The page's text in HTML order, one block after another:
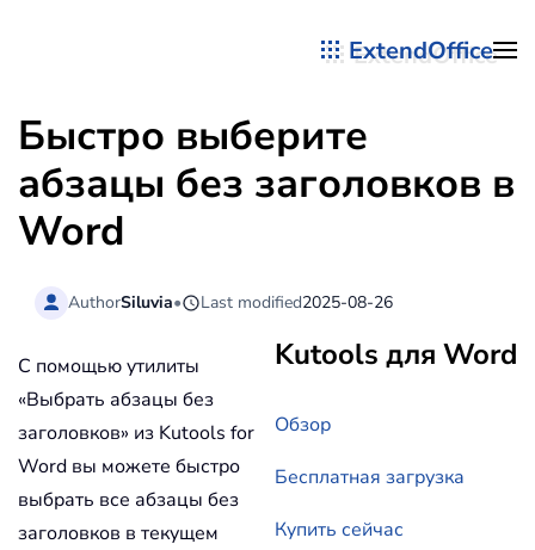
ExtendOffice
Быстро выберите
абзацы без заголовков в
Word
AuthorSiluvia• Last modified2025-08-26
Kutools для Word
Обзор
Бесплатная загрузка
Купить сейчас
С помощью утилиты
«Выбрать абзацы без
заголовков» из Kutools for
Word вы можете быстро
выбрать все абзацы без
заголовков в текущем